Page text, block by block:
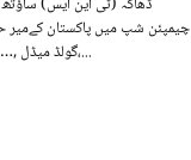
چیمپئن شپ میں پاکستان کےمیر
گولڈ میڈل ,….. حافظہ اقرا،...